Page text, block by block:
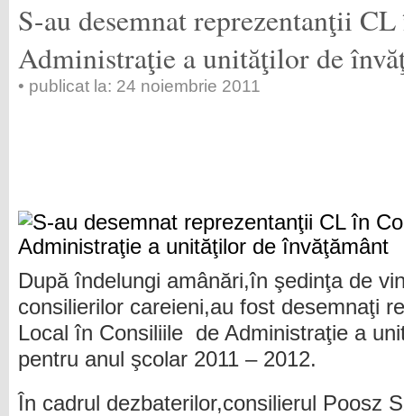
S-au desemnat reprezentanţii
Administraţie a unităţilor de
• publicat la: 24 noiembrie 2011
După îndelungi amânări,în şedinţa de
consilierilor careieni,au fost desemnaţi
Local în Consiliile de Administraţie a
pentru anul şcolar 2011 – 2012.
În cadrul dezbaterilor,consilierul Poosz